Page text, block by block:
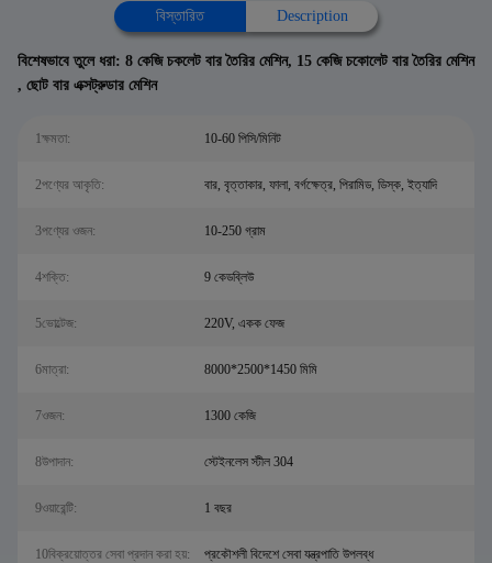
বিস্তারিত Description
বিশেষভাবে তুলে ধরা: 8 কেজি চকলেট বার তৈরির মেশিন, 15 কেজি চকোলেট বার তৈরির মেশিন
, ছোট বার এক্সট্রুডার মেশিন
1ক্ষমতা: 10-60 পিসি/মিনিট
2পণ্যের আকৃতি: বার, বৃত্তাকার, ফালা, বর্গক্ষেত্র, পিরামিড, ডিস্ক, ইত্যাদি
3পণ্যের ওজন: 10-250 গ্রাম
4শক্তি: 9 কেডব্লিউ
5ভোল্টেজ: 220V, একক ফেজ
6মাত্রা: 8000*2500*1450 মিমি
7ওজন: 1300 কেজি
8উপাদান: স্টেইনলেস স্টীল 304
9ওয়ারেন্টি: 1 বছর
10বিক্রয়োত্তর সেবা প্রদান করা হয়: প্রকৌশলী বিদেশে সেবা যন্ত্রপাতি উপলব্ধ